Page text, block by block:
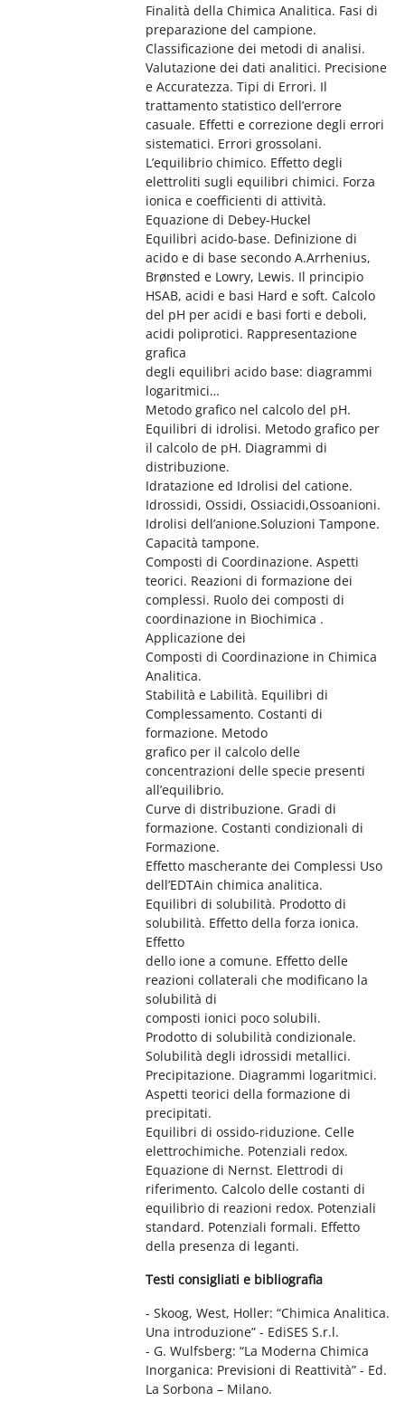
Finalità della Chimica Analitica. Fasi di
preparazione del campione.
Classificazione dei metodi di analisi.
Valutazione dei dati analitici. Precisione
e Accuratezza. Tipi di Errori. Il
trattamento statistico dell’errore
casuale. Effetti e correzione degli errori
sistematici. Errori grossolani.
L’equilibrio chimico. Effetto degli
elettroliti sugli equilibri chimici. Forza
ionica e coefficienti di attività.
Equazione di Debey-Huckel
Equilibri acido-base. Definizione di
acido e di base secondo A.Arrhenius,
Brønsted e Lowry, Lewis. Il principio
HSAB, acidi e basi Hard e soft. Calcolo
del pH per acidi e basi forti e deboli,
acidi poliprotici. Rappresentazione
grafica
degli equilibri acido base: diagrammi
logaritmici…
Metodo grafico nel calcolo del pH.
Equilibri di idrolisi. Metodo grafico per
il calcolo de pH. Diagrammi di
distribuzione.
Idratazione ed Idrolisi del catione.
Idrossidi, Ossidi, Ossiacidi,Ossoanioni.
Idrolisi dell’anione.Soluzioni Tampone.
Capacità tampone.
Composti di Coordinazione. Aspetti
teorici. Reazioni di formazione dei
complessi. Ruolo dei composti di
coordinazione in Biochimica .
Applicazione dei
Composti di Coordinazione in Chimica
Analitica.
Stabilità e Labilità. Equilibri di
Complessamento. Costanti di
formazione. Metodo
grafico per il calcolo delle
concentrazioni delle specie presenti
all’equilibrio.
Curve di distribuzione. Gradi di
formazione. Costanti condizionali di
Formazione.
Effetto mascherante dei Complessi Uso
dell’EDTAin chimica analitica.
Equilibri di solubilità. Prodotto di
solubilità. Effetto della forza ionica.
Effetto
dello ione a comune. Effetto delle
reazioni collaterali che modificano la
solubilità di
composti ionici poco solubili.
Prodotto di solubilità condizionale.
Solubilità degli idrossidi metallici.
Precipitazione. Diagrammi logaritmici.
Aspetti teorici della formazione di
precipitati.
Equilibri di ossido-riduzione. Celle
elettrochimiche. Potenziali redox.
Equazione di Nernst. Elettrodi di
riferimento. Calcolo delle costanti di
equilibrio di reazioni redox. Potenziali
standard. Potenziali formali. Effetto
della presenza di leganti.
Testi consigliati e bibliografia
- Skoog, West, Holler: “Chimica Analitica.
Una introduzione” - EdiSES S.r.l.
- G. Wulfsberg: “La Moderna Chimica
Inorganica: Previsioni di Reattività” - Ed.
La Sorbona – Milano.